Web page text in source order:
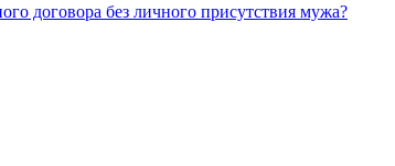
договора без личного присутствия мужа?